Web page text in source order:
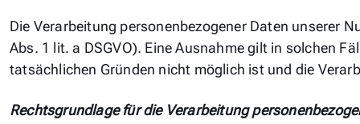
Die Verarbeitung personenbezogener Daten unserer
Abs. 1 lit. a DSGVO). Eine Ausnahme gilt in solchen
tatsächlichen Gründen nicht möglich ist und die
Rechtsgrundlage für die Verarbeitung